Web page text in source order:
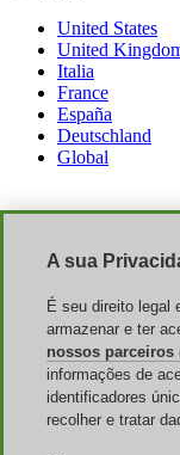
United States
United
Italia
France
España
Deutschland
Global
App Móvel
A sua
É seu direito legal
armazenar e ter
nossos parceiros
informações de
identificadores
recolher e tratar